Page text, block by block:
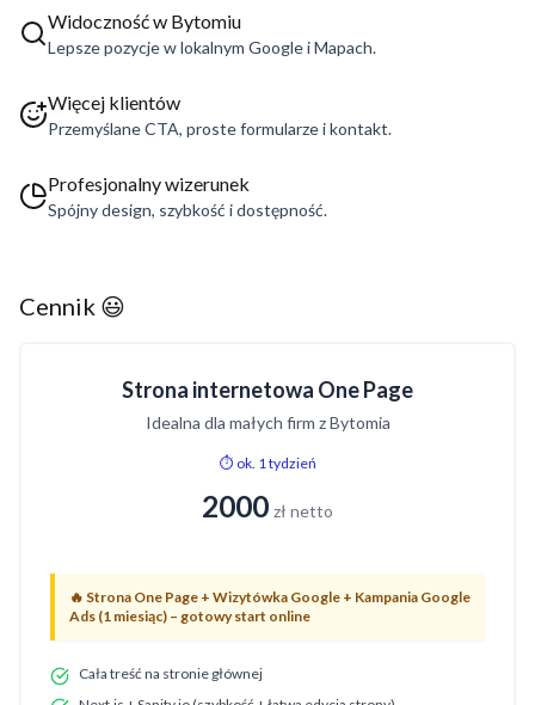
Widoczność w Bytomiu
Lepsze pozycje w lokalnym Google i Mapach.
Więcej klientów
Przemyślane CTA, proste formularze i kontakt.
Profesjonalny wizerunek
Spójny design, szybkość i dostępność.
Cennik 😃
Strona internetowa One Page
Idealna dla małych firm z Bytomia
⏱️ ok. 1 tydzień
2000 zł netto
🔥 Strona One Page + Wizytówka Google + Kampania Google
Ads (1 miesiąc) – gotowy start online
Cała treść na stronie głównej